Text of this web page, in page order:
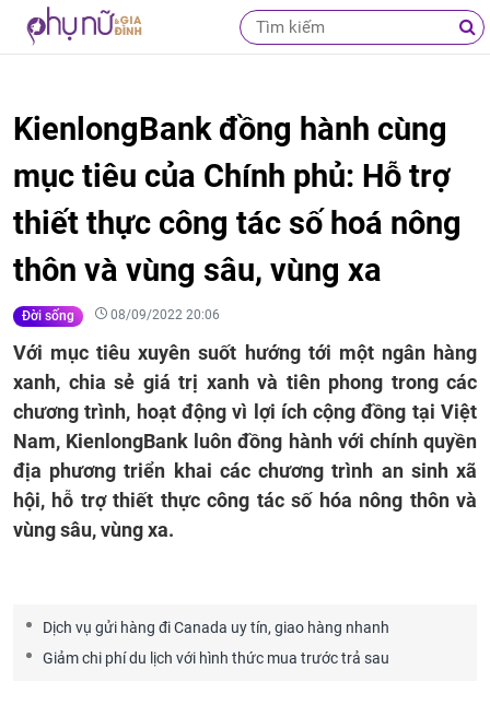
KienlongBank đồng hành cùng
mục tiêu của Chính phủ: Hỗ trợ
thiết thực công tác số hoá nông
thôn và vùng sâu, vùng xa
Đời sống 08/09/2022 20:06
Với mục tiêu xuyên suốt hướng tới một ngân hàng
xanh, chia sẻ giá trị xanh và tiên phong trong các
chương trình, hoạt động vì lợi ích cộng đồng tại Việt
Nam, KienlongBank luôn đồng hành với chính quyền
địa phương triển khai các chương trình an sinh xã
hội, hỗ trợ thiết thực công tác số hóa nông thôn và
vùng sâu, vùng xa.
Dịch vụ gửi hàng đi Canada uy tín, giao hàng nhanh
Giảm chi phí du lịch với hình thức mua trước trả sau